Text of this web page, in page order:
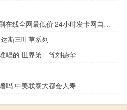
ks免费双击 - 快手双击秒刷在线全网最低价 24小时发卡网自助下单平台
斯三叶草系列
唱的 世界第一等刘德华
吗 中美联泰大都会人寿